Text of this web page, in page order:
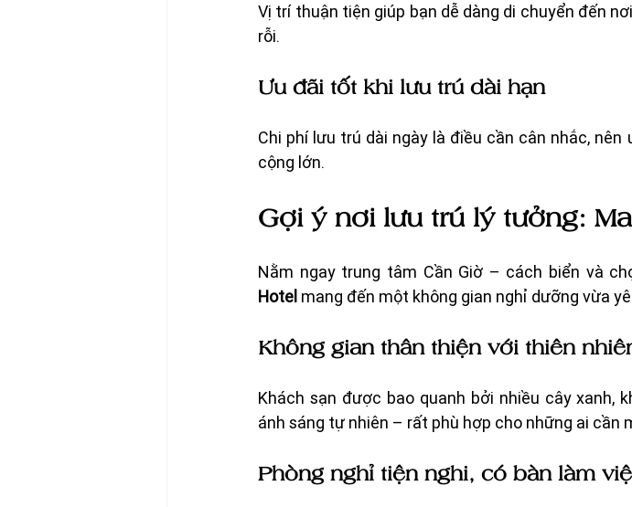
Vị trí thuận tiện giúp bạn dễ dàng di chuyển đến
rỗi.
Ưu đãi tốt khi lưu trú dài hạn
Chi phí lưu trú dài ngày là điều cần cân nhắc,
cộng lớn.
Gợi ý nơi lưu trú lý tưởng:
Nằm ngay trung tâm Cần Giờ – cách biển và
Hotel mang đến một không gian nghỉ dưỡng vừa
Không gian thân thiện với thiên
Khách sạn được bao quanh bởi nhiều cây xanh,
ánh sáng tự nhiên – rất phù hợp cho những ai cần
Phòng nghỉ tiện nghi, có bàn làm